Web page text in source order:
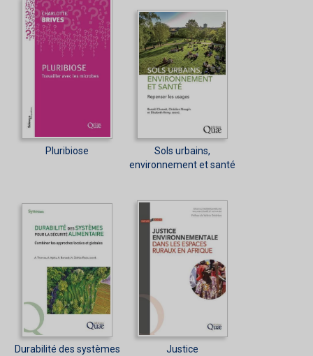
Pluribiose
Sols urbains,
environnement et santé
Durabilité des systèmes
Justice